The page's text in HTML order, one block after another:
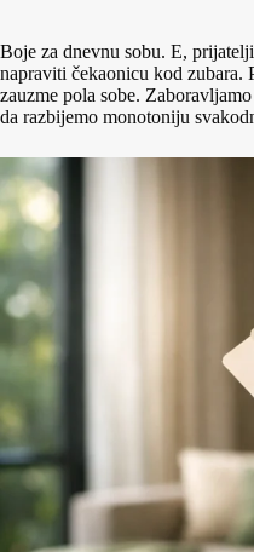
Boje za dnevnu sobu. E,
napraviti čekaonicu kod zubara.
zauzme pola sobe.
da razbijemo monotoniju